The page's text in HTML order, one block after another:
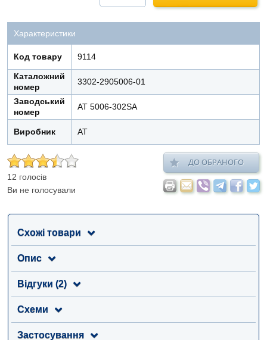
Характеристики
Код товару 9114
Каталожний
номер
3302-2905006-01
Заводський
номер
AT 5006-302SA
Виробник АТ
12 голосів
Ви не голосували
ДО ОБРАНОГО
Схожі товари
Опис
Відгуки (2)
Схеми
Застосування